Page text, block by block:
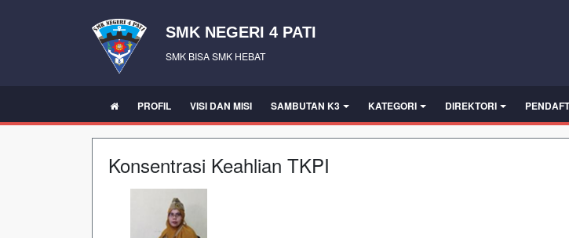
SMK NEGERI 4 PATI
SMK BISA SMK HEBAT
PROFIL VISI DAN MISI SAMBUTAN K3 KATEGORI DIREKTORI
Konsentrasi Keahlian TKPI